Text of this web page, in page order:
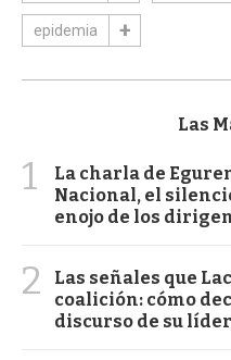
epidemia
Las
1
La charla de
Nacional, el
enojo de los
2
Las señales que
coalición: cómo
discurso de su líder